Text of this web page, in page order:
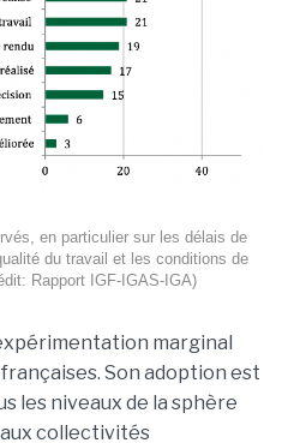
en particulier sur les délais de
du travail et les conditions de
Rapport IGF-IGAS-IGA)
marginal
Son adoption est
les niveaux de la sphère
collectivités